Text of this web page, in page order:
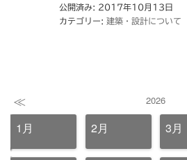
公開済み: 2017年10月13日
カテゴリー: 建築・設計について
≪ 2026
1月 2月 3月